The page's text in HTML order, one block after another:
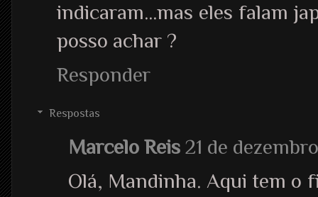
indicaram...mas eles falam
posso achar ?
Responder
Respostas
Marcelo Reis 21 de
Olá, Mandinha. Aqui tem o